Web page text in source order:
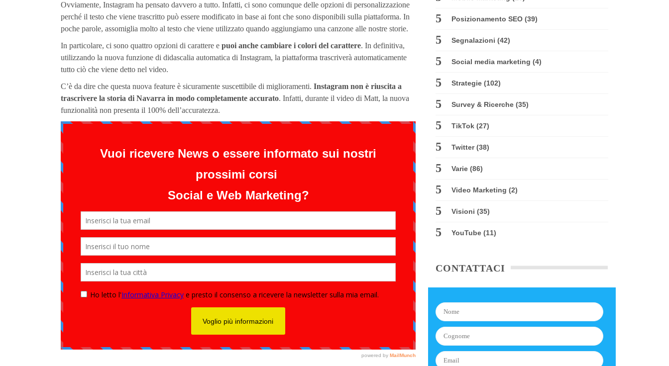
Ovviamente, Instagram ha pensato davvero a tutto. Infatti, ci sono comunque delle opzioni di personalizzazione
perché il testo che viene trascritto può essere modificato in base ai font che sono disponibili sulla piattaforma. In
poche parole, assomiglia molto al testo che viene utilizzato quando aggiungiamo una canzone alle nostre storie.
In particolare, ci sono quattro opzioni di carattere e puoi anche cambiare i colori del carattere. In definitiva,
utilizzando la nuova funzione di didascalia automatica di Instagram, la piattaforma trascriverà automaticamente
tutto ciò che viene detto nel video.
C’è da dire che questa nuova feature è sicuramente suscettibile di miglioramenti. Instagram non è riuscita a
trascrivere la storia di Navarra in modo completamente accurato. Infatti, durante il video di Matt, la nuova
funzionalità non presenta il 100% dell’accuratezza.
Posizionamento SEO (39)
Segnalazioni (42)
Social media marketing (4)
Strategie (102)
Survey & Ricerche (35)
TikTok (27)
Twitter(38)
Varie (86)
Video Marketing (2)
Visioni (35)
YouTube (11)
CONTATTACI